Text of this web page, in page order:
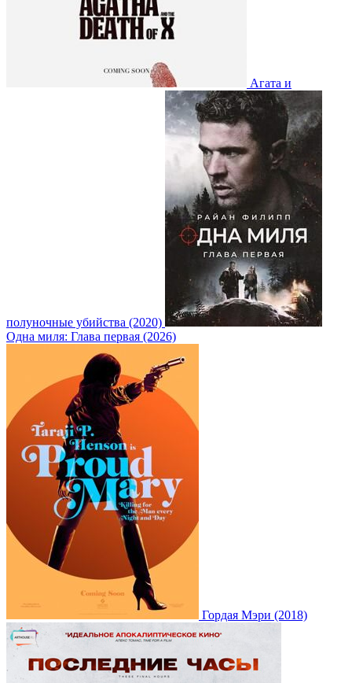
Агата и
полуночные убийства (2020)
Одна миля: Глава первая (2026)
Гордая Мэри (2018)